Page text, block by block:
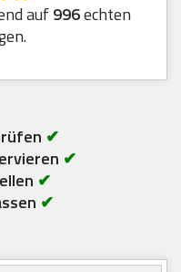
auf996echten
✔
✔
✔
✔